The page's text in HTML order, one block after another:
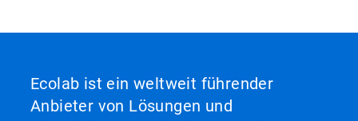
Ecolab ist ein weltweit führender
Anbieter von Lösungen und